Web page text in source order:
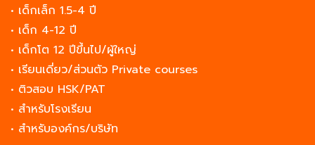
• เด็กเล็ก 1.5-4 ปี
• เด็ก 4-12 ปี
• เด็กโต 12 ปีขึ้นไป/ผู้ใหญ่
• เรียนเดี่ยว/ส่วนตัว Private courses
• ติวสอบ HSK/PAT
• สำหรับโรงเรียน
• สำหรับองค์กร/บริษัท